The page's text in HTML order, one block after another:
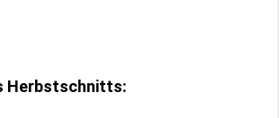
Herbstschnitts: